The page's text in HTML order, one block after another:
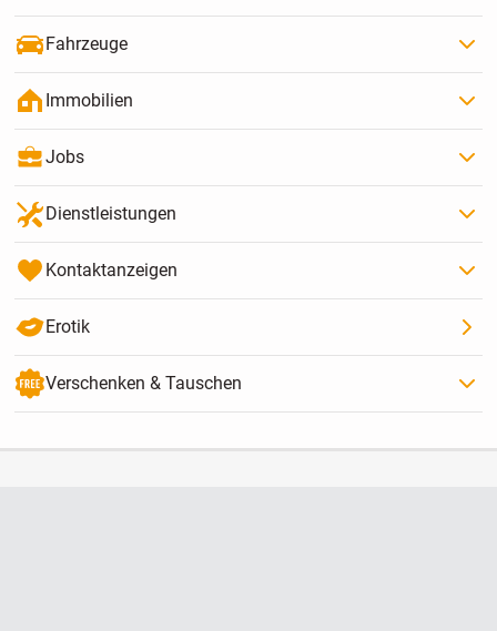
Fahrzeuge
Immobilien
Jobs
Dienstleistungen
Kontaktanzeigen
Erotik
Verschenken & Tauschen